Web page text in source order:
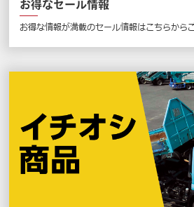
お得なセール情報
お得な情報が満載のセール情報はこちらから